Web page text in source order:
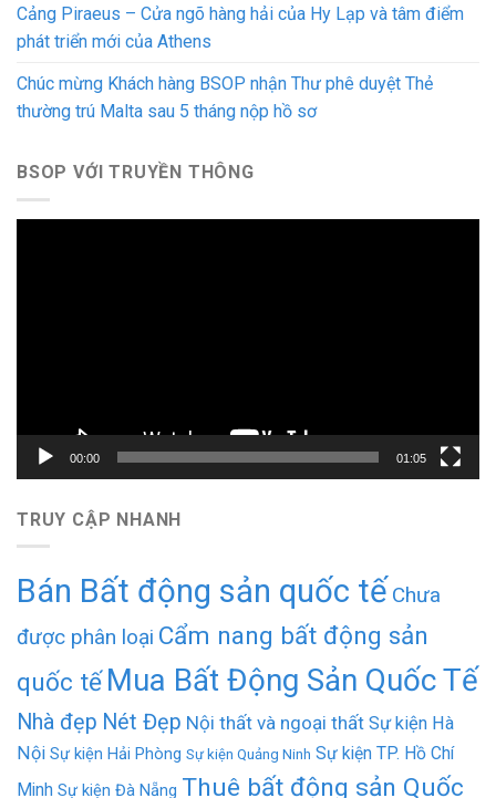
Cảng Piraeus – Cửa ngõ hàng hải của Hy Lạp và tâm điểm
phát triển mới của Athens
Chúc mừng Khách hàng BSOP nhận Thư phê duyệt Thẻ
thường trú Malta sau 5 tháng nộp hồ sơ
BSOP VỚI TRUYỀN THÔNG
00:00 01:05
TRUY CẬP NHANH
Bán Bất động sản quốc tế Chưa
được phân loại Cẩm nang bất động sản
quốc tế Mua Bất Động Sản Quốc Tế
Nhà đẹp Nét Đẹp Nội thất và ngoại thất Sự kiện Hà
Nội Sự kiện Hải Phòng Sự kiện Quảng Ninh Sự kiện TP. Hồ Chí
Minh Sự kiện Đà Nẵng Thuê bất động sản Quốc